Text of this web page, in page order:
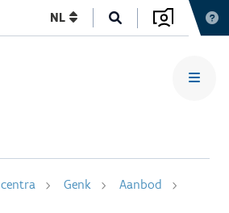
NL
Genk
Aanbod